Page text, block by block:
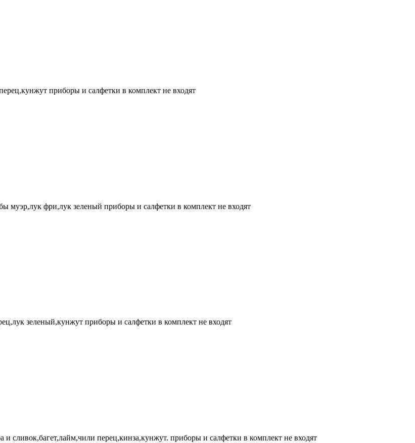
приборы и салфетки в комплект не входят
муэр,лук фри,лук зеленый приборы и салфетки в комплект не входят
зеленый,кунжут приборы и салфетки в комплект не входят
сливок,багет,лайм,чили перец,кинза,кунжут. приборы и салфетки в комплект не входят